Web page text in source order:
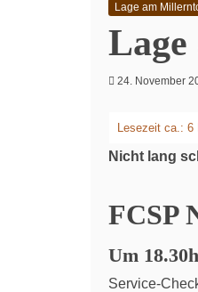
Lage am
24. November
Nicht lang
FCSP
Um
Service-